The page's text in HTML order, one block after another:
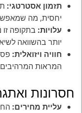
תזמון אסטרטגי:
יחסית, מה שמאפשר
עלויות: בתקופה זו
יותר בהשוואה
חוויה ויזואלית:
המראות המרהיבים
חסרונות
עליית מחירים: